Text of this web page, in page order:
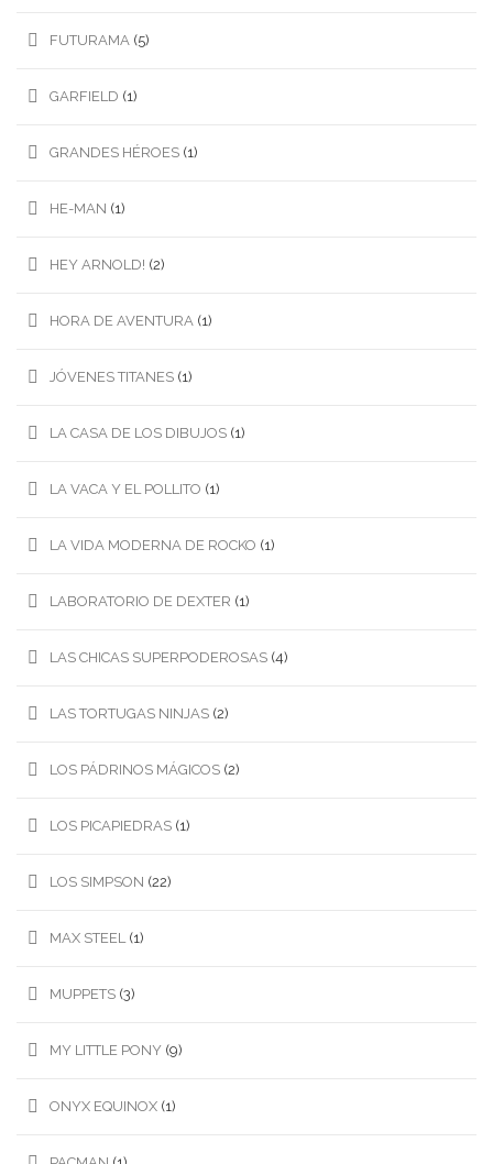
FUTURAMA (5)
GARFIELD (1)
GRANDES HÉROES (1)
HE-MAN (1)
HEY ARNOLD! (2)
HORA DE AVENTURA (1)
JÓVENES TITANES (1)
LA CASA DE LOS DIBUJOS (1)
LA VACA Y EL POLLITO (1)
LA VIDA MODERNA DE ROCKO (1)
LABORATORIO DE DEXTER (1)
LAS CHICAS SUPERPODEROSAS (4)
LAS TORTUGAS NINJAS (2)
LOS PÁDRINOS MÁGICOS (2)
LOS PICAPIEDRAS (1)
LOS SIMPSON (22)
MAX STEEL (1)
MUPPETS (3)
MY LITTLE PONY (9)
ONYX EQUINOX (1)